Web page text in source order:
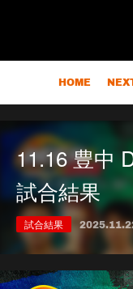
HOME
RANKING
11.16 豊中
試合結果
試合結果